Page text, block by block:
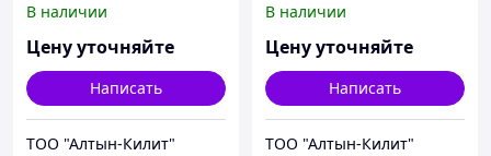
В наличии
Цену уточняйте
Написать
ТОО "Алтын-Килит"
В наличии
Цену уточняйте
Написать
ТОО "Алтын-Килит"